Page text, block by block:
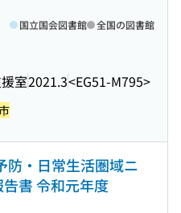
室2021.3<EG51-M795>
国立国会図書館 全国の図書館
防・日常生活圏域ニ
書 令和元年度